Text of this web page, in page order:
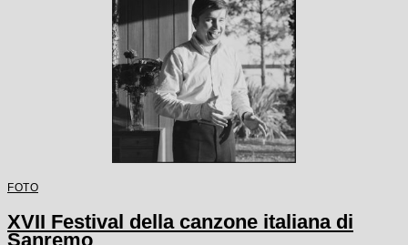
FOTO
XVII Festival della canzone italiana di
Sanremo